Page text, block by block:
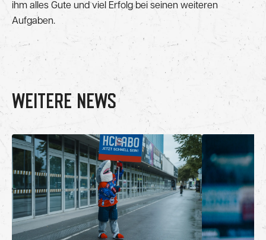
ihm alles Gute und viel Erfolg bei seinen weiteren
Aufgaben.
WEITERE NEWS